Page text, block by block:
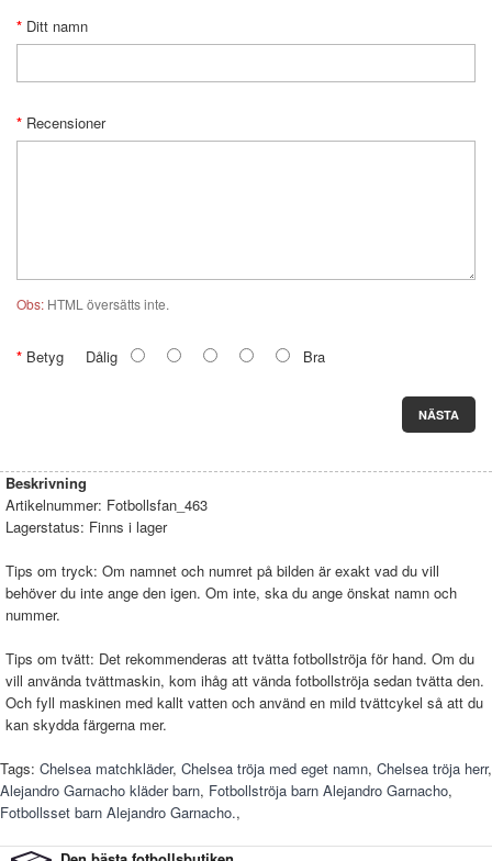
Ditt namn
Recensioner
Obs: HTML översätts inte.
Betyg Dålig Bra
NÄSTA
Beskrivning
Artikelnummer: Fotbollsfan_463
Lagerstatus: Finns i lager
Tips om tryck: Om namnet och numret på bilden är exakt vad du vill
behöver du inte ange den igen. Om inte, ska du ange önskat namn och
nummer.
Tips om tvätt: Det rekommenderas att tvätta fotbollströja för hand. Om du
vill använda tvättmaskin, kom ihåg att vända fotbollströja sedan tvätta den.
Och fyll maskinen med kallt vatten och använd en mild tvättcykel så att du
kan skydda färgerna mer.
Tags: Chelsea matchkläder, Chelsea tröja med eget namn, Chelsea tröja herr,
Alejandro Garnacho kläder barn, Fotbollströja barn Alejandro Garnacho,
Fotbollsset barn Alejandro Garnacho.,